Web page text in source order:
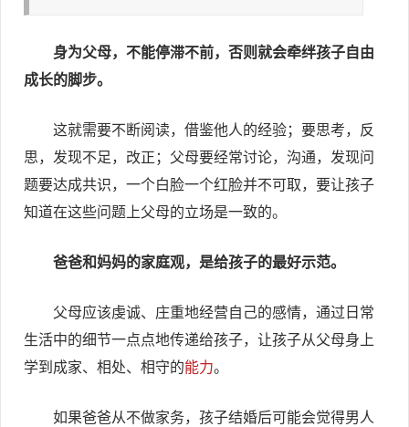
身为父母，不能停滞不前，否则就会牵绊孩子自由
成长的脚步。
这就需要不断阅读，借鉴他人的经验；要思考，反
思，发现不足，改正；父母要经常讨论，沟通，发现问
题要达成共识，一个白脸一个红脸并不可取，要让孩子
知道在这些问题上父母的立场是一致的。
爸爸和妈妈的家庭观，是给孩子的最好示范。
父母应该虔诚、庄重地经营自己的感情，通过日常
生活中的细节一点点地传递给孩子，让孩子从父母身上
学到成家、相处、相守的能力。
如果爸爸从不做家务，孩子结婚后可能会觉得男人